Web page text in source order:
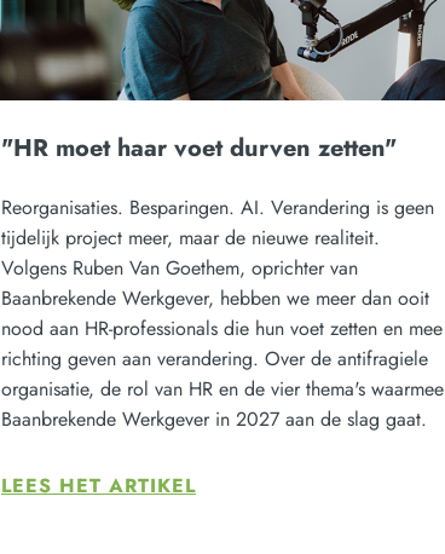
"HR moet haar voet durven zetten"
Reorganisaties. Besparingen. AI. Verandering is geen
tijdelijk project meer, maar de nieuwe realiteit.
Volgens Ruben Van Goethem, oprichter van
Baanbrekende Werkgever, hebben we meer dan ooit
nood aan HR-professionals die hun voet zetten en mee
richting geven aan verandering. Over de antifragiele
organisatie, de rol van HR en de vier thema's waarmee
Baanbrekende Werkgever in 2027 aan de slag gaat.
LEES HET ARTIKEL